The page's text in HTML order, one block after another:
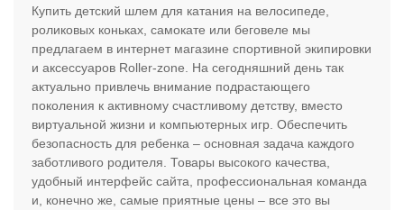
Купить детский шлем для катания на велосипеде,
роликовых коньках, самокате или беговеле мы
предлагаем в интернет магазине спортивной экипировки
и аксессуаров Roller-zone. На сегодняшний день так
актуально привлечь внимание подрастающего
поколения к активному счастливому детству, вместо
виртуальной жизни и компьютерных игр. Обеспечить
безопасность для ребенка – основная задача каждого
заботливого родителя. Товары высокого качества,
удобный интерфейс сайта, профессиональная команда
и, конечно же, самые приятные цены – все это вы